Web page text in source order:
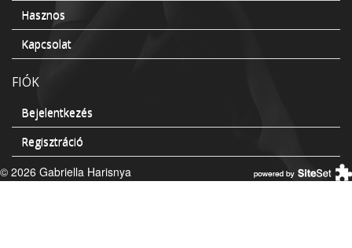
Hasznos
Kapcsolat
FIÓK
Bejelentkezés
Regisztráció
© 2026 Gabriella Harisnya